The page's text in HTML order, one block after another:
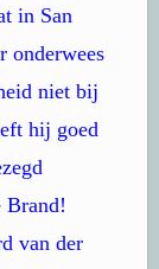
in San
onderwees
niet bij
hij goed
Brand!
van der